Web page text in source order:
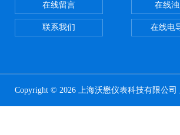
在线留言
联系我们
在线
在线电
Copyright © 2026 上海沃懋仪表科技有限公司